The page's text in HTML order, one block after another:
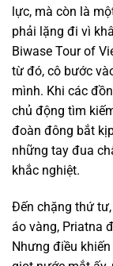
lực, mà còn là
phải lặng đi vì
Biwase Tour of
từ đó, cô bước
mình. Khi các
chủ động tìm
đoàn đông bắt
những tay đua
khắc nghiệt.
Đến chặng thứ
áo vàng, Priatna
Nhưng điều